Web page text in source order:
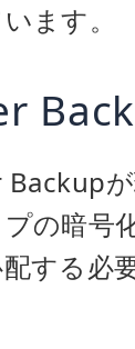
ます。
の暗号
する必